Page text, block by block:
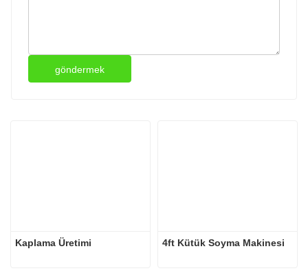
göndermek
Kaplama Üretimi 4ft Kütük Soyma Makinesi